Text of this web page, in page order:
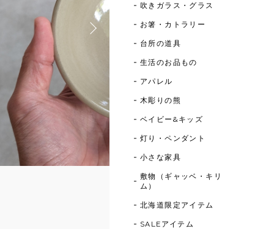
吹きガラス・グラス
お箸・カトラリー
台所の道具
生活のお品もの
アパレル
木彫りの熊
ベイビー&キッズ
灯り・ペンダント
小さな家具
敷物（ギャッベ・キリ
ム）
北海道限定アイテム
SALEアイテム